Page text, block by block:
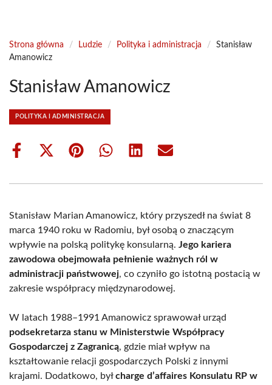
Strona główna / Ludzie / Polityka i administracja /
Stanisław
Amanowicz
Stanisław Amanowicz
POLITYKA I ADMINISTRACJA
Share
Share
(Twitter)
Share Share Share Share
Stanisław Marian Amanowicz, który przyszedł na świat 8
marca 1940 roku w Radomiu, był osobą o znaczącym
wpływie na polską politykę konsularną. Jego kariera
zawodowa obejmowała pełnienie ważnych ról w
administracji państwowej, co czyniło go istotną postacią w
zakresie współpracy międzynarodowej.
W latach 1988–1991 Amanowicz sprawował urząd
podsekretarza stanu w Ministerstwie Współpracy
Gospodarczej z Zagranicą, gdzie miał wpływ na
kształtowanie relacji gospodarczych Polski z innymi
krajami. Dodatkowo, byłcharge d’affaires Konsulatu RP w